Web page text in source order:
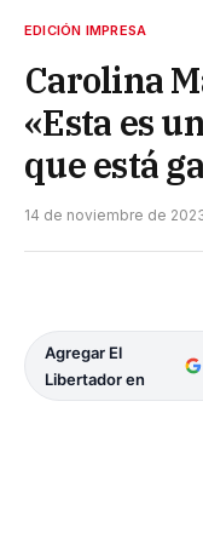
EDICIÓN IMPRESA
Carolina
«Esta es
que está
14 de noviembre de
Agregar El
Libertador en